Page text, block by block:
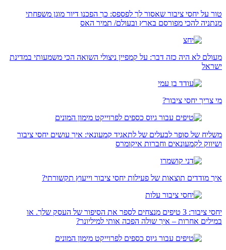
טור על יחסי ציבור שאסור לך לפספס: כך הפכנו דיור מוגן משפחתי
מנתניה להכי מפורסם בארץ ובעולם/ תמיר האס
מעולם לא היה כזה דבר: על קמפיין ניצולי השואה הכי משמעותי במדינת
ישראל
מי צריך יחסי ציבור?
משליח של סופר לבעלים של לתאגיד קמעונאי: איך עושים יחסי ציבור
ושיווק לקמעונאים וחברות איקומרס
איך מודדים תוצאות של פעילות יחסי ציבור וייעוץ תקשורתי?
יחסי ציבור: 3 טיפים מנצחים לספר את הסיפור של העסק שלך. או
במילים אחרות – איך שולה הפכה אותי למיליונר?